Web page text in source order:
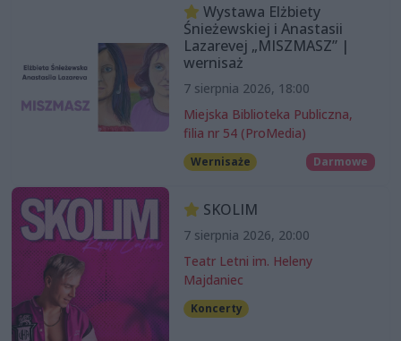
Wystawa Elżbiety
Śnieżewskiej i Anastasii
Lazarevej „MISZMASZ” |
wernisaż
7 sierpnia 2026, 18:00
Miejska Biblioteka Publiczna,
filia nr 54 (ProMedia)
Wernisaże Darmowe
SKOLIM
7 sierpnia 2026, 20:00
Teatr Letni im. Heleny
Majdaniec
Koncerty